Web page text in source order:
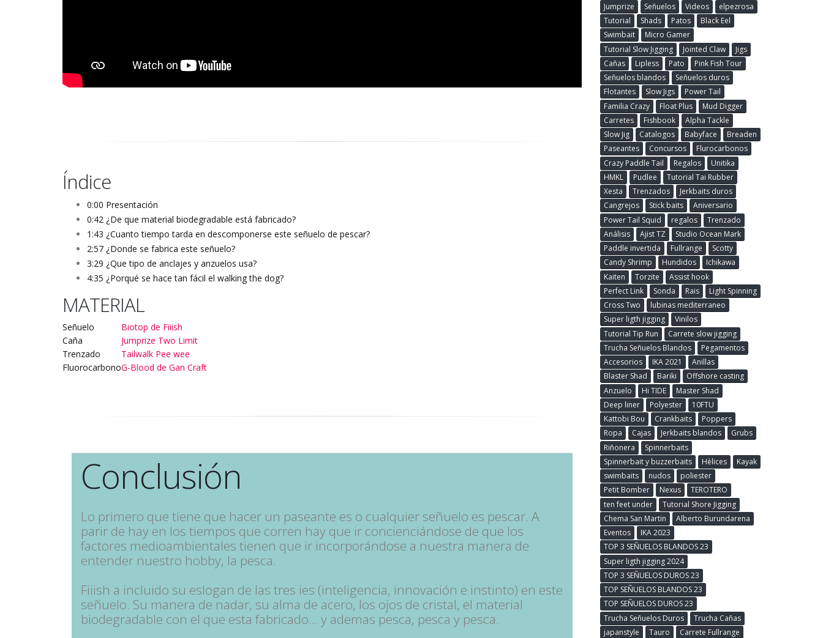
Índice
0:00 Presentación
0:42 ¿De que material biodegradable está fabricado?
1:43 ¿Cuanto tiempo tarda en descomponerse este señuelo de pescar?
2:57 ¿Donde se fabrica este señuelo?
3:29 ¿Que tipo de anclajes y anzuelos usa?
4:35 ¿Porqué se hace tan fácil el walking the dog?
MATERIAL
Señuelo
Biotop de Fiiish
Caña
Jumprize Two Limit
Trenzado
Tailwalk Pee wee
FluorocarbonoG-Blood de Gan Craft
Conclusión
Lo primero que tiene que hacer un paseante es o cualquier señuelo es pescar. A
parir de hay en los tiempos que corren hay que ir concienciándose de que los
factores medioambientales tienen que ir incorporándose a nuestra manera de
entender nuestro hobby, la pesca.
Fiiish a incluido su eslogan de las tres ies (inteligencia, innovación e instinto) en este
señuelo. Su manera de nadar, su alma de acero, los ojos de cristal, el material
biodegradable con el que esta fabricado... y ademas pesca, pesca y pesca.
Jumprize
Señuelos Videos
elpezrosa
Tutorial
Shads Patos
Black Eel
Swimbait
Micro Gamer
Tutorial Slow Jigging
Jointed Claw
Jigs
Cañas
Lipless Pato
Pink Fish Tour
Señuelos blandos
Señuelos duros
Flotantes
Slow Jigs
Power Tail
Familia Crazy
Float Plus
Mud Digger
Carretes
Fishbook
Alpha Tackle
Slow Jig
Catalogos Babyface
Breaden
Paseantes
Concursos
Flurocarbonos
Crazy Paddle Tail
Regalos
Unitika
HMKL
Pudlee
Tutorial Tai Rubber
Xesta
Trenzados
Jerkbaits duros
Cangrejos
Stick baits
Aniversario
Power Tail Squid
regalos
Trenzado
Análisis
Ajist TZ
Studio Ocean Mark
Paddle invertida
Fullrange
Scotty
Candy Shrimp
Hundidos
Ichikawa
Kaiten
Torzite
Assist hook
Perfect Link
Sonda Rais
Light Spinning
Cross Two
lubinas mediterraneo
Super ligth jigging
Vinilos
Tutorial Tip Run
Carrete slow jigging
Trucha Señuelos Blandos
Pegamentos
Accesorios
IKA 2021
Anillas
Blaster Shad
Bariki
Offshore casting
Anzuelo
Hi TIDE
Master Shad
Deep liner
Polyester
10FTU
Kattobi Bou
Crankbaits
Poppers
Ropa
Cajas Jerkbaits blandos
Grubs
Riñonera
Spinnerbaits
Spinnerbait y buzzerbaits
Hèlices
Kayak
swimbaits
nudos
poliester
Petit Bomber
Nexus
TEROTERO
ten feet under
Tutorial Shore Jigging
Chema San Martin
Alberto Burundarena
Eventos
IKA 2023
TOP 3 SEÑUELOS BLANDOS 23
Super ligth jigging 2024
TOP 3 SEÑUELOS DUROS 23
TOP SEÑUELOS BLANDOS 23
TOP SEÑUELOS DUROS 23
Trucha Señuelos Duros
Trucha Cañas
japanstyle
Tauro
Carrete Fullrange